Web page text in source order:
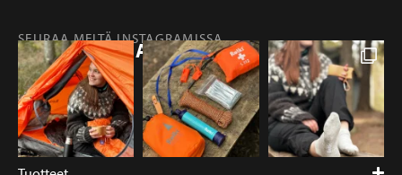
SEURAA MEITÄ INSTAGRAMISSA
@RETKIFINLAND